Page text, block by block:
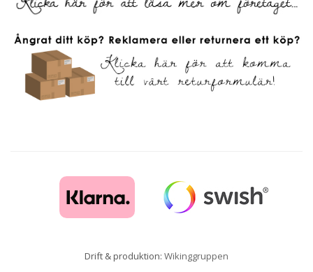
Drift & produktion: Wikinggruppen